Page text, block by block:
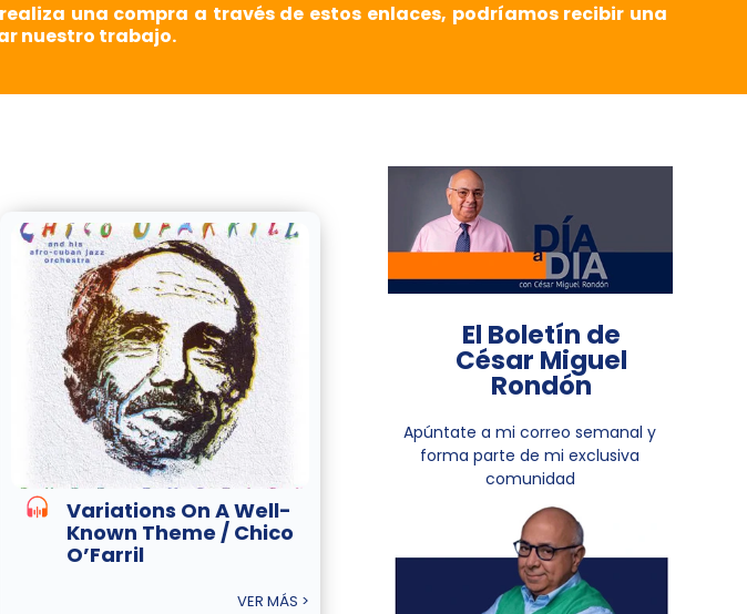
realiza una compra a través de estos enlaces, podríamos recibir una
nuestro trabajo.
Variations On A Well-
Known Theme / Chico
O’Farril
VER MÁS >
El Boletín de
César Miguel
Rondón
Apúntate a mi correo semanal y
forma parte de mi exclusiva
comunidad